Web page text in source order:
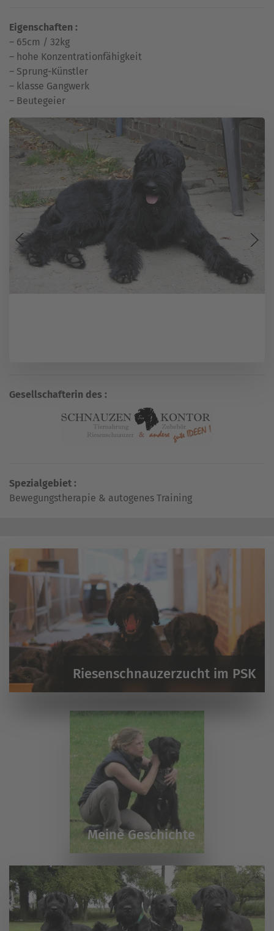
Eigenschaften :
– 65cm / 32kg
– hohe Konzentrationfähigkeit
– Sprung-Künstler
– klasse Gangwerk
– Beutegeier
Gesellschafterin des :
Spezialgebiet :
Bewegungstherapie & autogenes Training
Riesenschnauzerzucht im PSK
Meine Geschichte